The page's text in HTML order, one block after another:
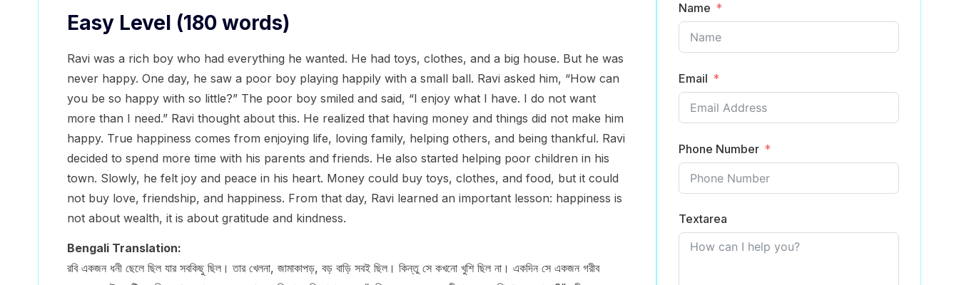
Easy Level (180 words)
Ravi was a rich boy who had everything he wanted. He had toys, clothes, and a big house. But he was
never happy. One day, he saw a poor boy playing happily with a small ball. Ravi asked him, “How can
you be so happy with so little?” The poor boy smiled and said, “I enjoy what I have. I do not want
more than I need.” Ravi thought about this. He realized that having money and things did not make him
happy. True happiness comes from enjoying life, loving family, helping others, and being thankful. Ravi
decided to spend more time with his parents and friends. He also started helping poor children in his
town. Slowly, he felt joy and peace in his heart. Money could buy toys, clothes, and food, but it could
not buy love, friendship, and happiness. From that day, Ravi learned an important lesson: happiness is
not about wealth, it is about gratitude and kindness.
Bengali Translation:
রবি একজন ধনী ছেলে ছিল যার সবকিছু ছিল। তার খেলনা, জামাকাপড়, বড় বাড়ি সবই ছিল। কিন্তু সে কখনো খুশি ছিল না। একদিন সে একজন গরীব
Name
Email
Phone Number
Textarea